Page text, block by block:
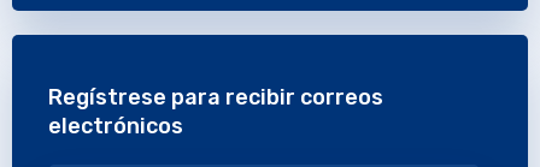
Regístrese para recibir correos
electrónicos